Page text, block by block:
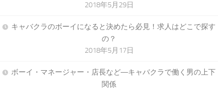
2018年5月29日
キャバクラのボーイになると決めたら必見！求人はどこで探す
の？
2018年5月17日
ボーイ・マネージャー・店長など―キャバクラで働く男の上下
関係